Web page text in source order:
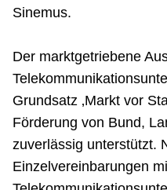
Sinemus.
Der marktgetriebene
Grundsatz ‚Markt vor
Förderung von Bund,
zuverlässig unterstützt.
Einzelvereinbarungen